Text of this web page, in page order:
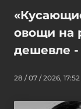
овощи на
дешевле
28 / 07 / 2026, 17:52